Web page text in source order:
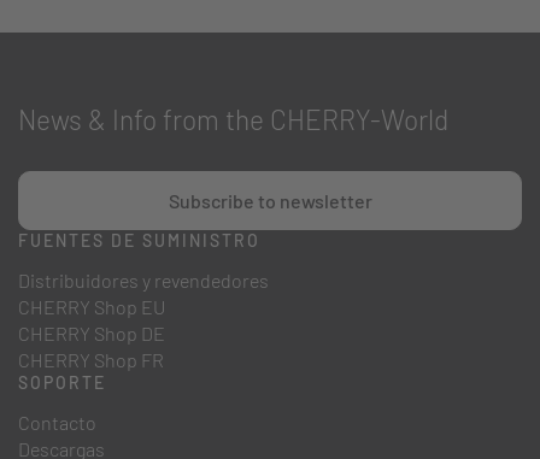
News & Info from the CHERRY-World
Subscribe to newsletter
FUENTES DE SUMINISTRO
Distribuidores y revendedores
CHERRY Shop EU
CHERRY Shop DE
CHERRY Shop FR
SOPORTE
Contacto
Descargas